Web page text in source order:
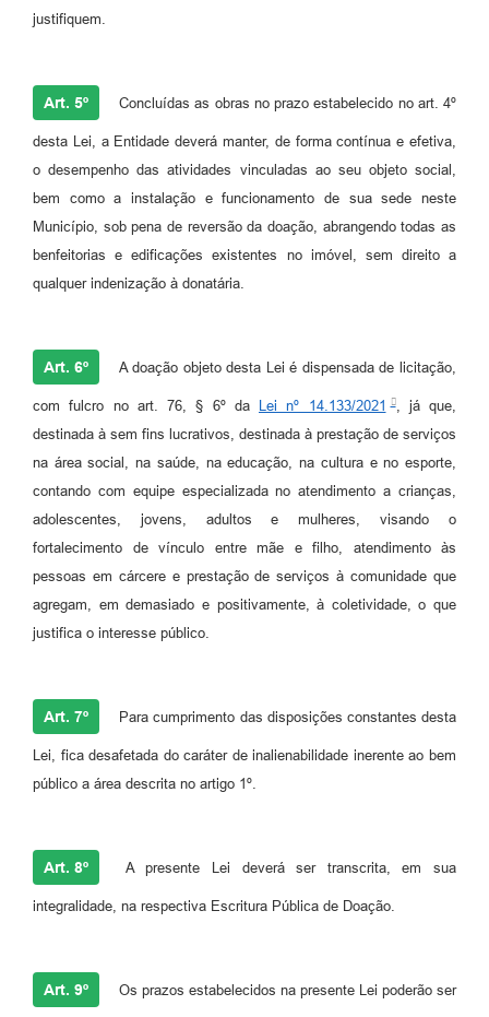
justifiquem.
Art. 5º Concluídas as obras no prazo estabelecido no art. 4º
desta Lei, a Entidade deverá manter, de forma contínua e efetiva,
o desempenho das atividades vinculadas ao seu objeto social,
bem como a instalação e funcionamento de sua sede neste
Município, sob pena de reversão da doação, abrangendo todas as
benfeitorias e edificações existentes no imóvel, sem direito a
qualquer indenização à donatária.
Art. 6º A doação objeto desta Lei é dispensada de licitação,
com fulcro no art. 76, § 6º da Lei nº 14.133/2021
, já que,
destinada à sem fins lucrativos, destinada à prestação de serviços
na área social, na saúde, na educação, na cultura e no esporte,
contando com equipe especializada no atendimento a crianças,
adolescentes, jovens, adultos e mulheres, visando o
fortalecimento de vínculo entre mãe e filho, atendimento às
pessoas em cárcere e prestação de serviços à comunidade que
agregam, em demasiado e positivamente, à coletividade, o que
justifica o interesse público.
Art. 7º Para cumprimento das disposições constantes desta
Lei, fica desafetada do caráter de inalienabilidade inerente ao bem
público a área descrita no artigo 1º.
Art. 8º A presente Lei deverá ser transcrita, em sua
integralidade, na respectiva Escritura Pública de Doação.
Art. 9º Os prazos estabelecidos na presente Lei poderão ser